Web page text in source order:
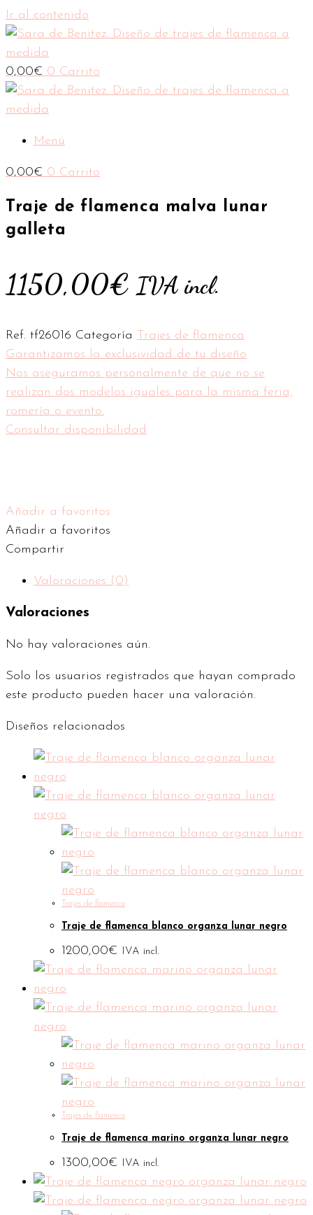
Ir al contenido
0,00€ 0 Carrito
Menú
0,00€ 0 Carrito
Traje de flamenca malva lunar
galleta
1150,00€ IVA incl.
Ref. tf26016 Categoría Trajes de flamenca
Garantizamos la exclusividad de tu diseño
Nos aseguramos personalmente de que no se
realizan dos modelos iguales para la misma feria,
romería o evento.
Consultar disponibilidad
Añadir a favoritos
Añadir a favoritos
Compartir
Valoraciones (0)
Valoraciones
No hay valoraciones aún.
Solo los usuarios registrados que hayan comprado
este producto pueden hacer una valoración.
Diseños relacionados
Trajes de flamenca
Traje de flamenca blanco organza lunar negro
1200,00€ IVA incl.
Trajes de flamenca
Traje de flamenca marino organza lunar negro
1300,00€ IVA incl.